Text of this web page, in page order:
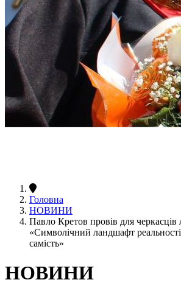
Головна
НОВИНИ
Павло Кретов провів для черкасців
«Символічний ландшафт
самість»
НОВИНИ